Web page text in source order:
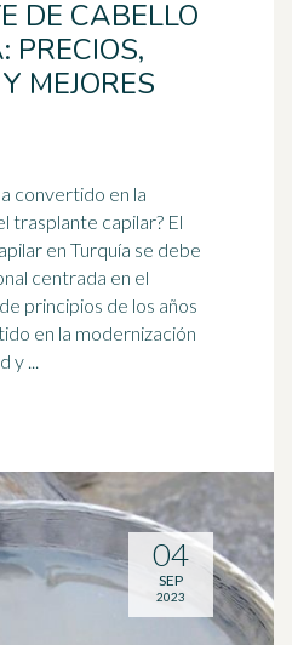
DE CABELLO
PRECIOS,
MEJORES
convertido en la
trasplante capilar? El
en Turquía se debe
centrada en el
principios de los años
en la modernización
de su sistema de salud y ...
04
SEP
2023